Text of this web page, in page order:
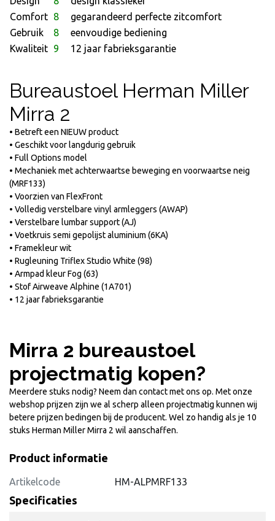
Comfort 8
gegarandeerd perfecte zitcomfort
Gebruik
8
eenvoudige bediening
Kwaliteit 9 12 jaar fabrieksgarantie
Bureaustoel Herman Miller
Mirra 2
• Betreft een NIEUW product
• Geschikt voor langdurig gebruik
• Full Options model
• Mechaniek met achterwaartse beweging en voorwaartse neig
(MRF133)
• Voorzien van FlexFront
• Volledig verstelbare vinyl armleggers (AWAP)
• Verstelbare lumbar support (AJ)
• Voetkruis semi gepolijst aluminium (6KA)
• Framekleur wit
• Rugleuning Triflex Studio White (98)
• Armpad kleur Fog (63)
• Stof Airweave Alphine (1A701)
• 12 jaar fabrieksgarantie
Mirra 2 bureaustoel
projectmatig kopen?
Meerdere stuks nodig? Neem dan contact met ons op. Met onze
webshop prijzen zijn we al scherp alleen projectmatig kunnen wij
betere prijzen bedingen bij de producent. Wel zo handig als je 10
stuks Herman Miller Mirra 2 wil aanschaffen.
Product informatie
Artikelcode HM-ALPMRF133
Specificaties